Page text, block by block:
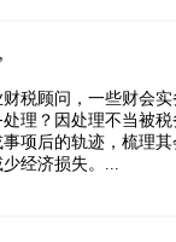
税顾问，一些财会
理？因处理不当被
项后的轨迹，梳理
经济损失。...